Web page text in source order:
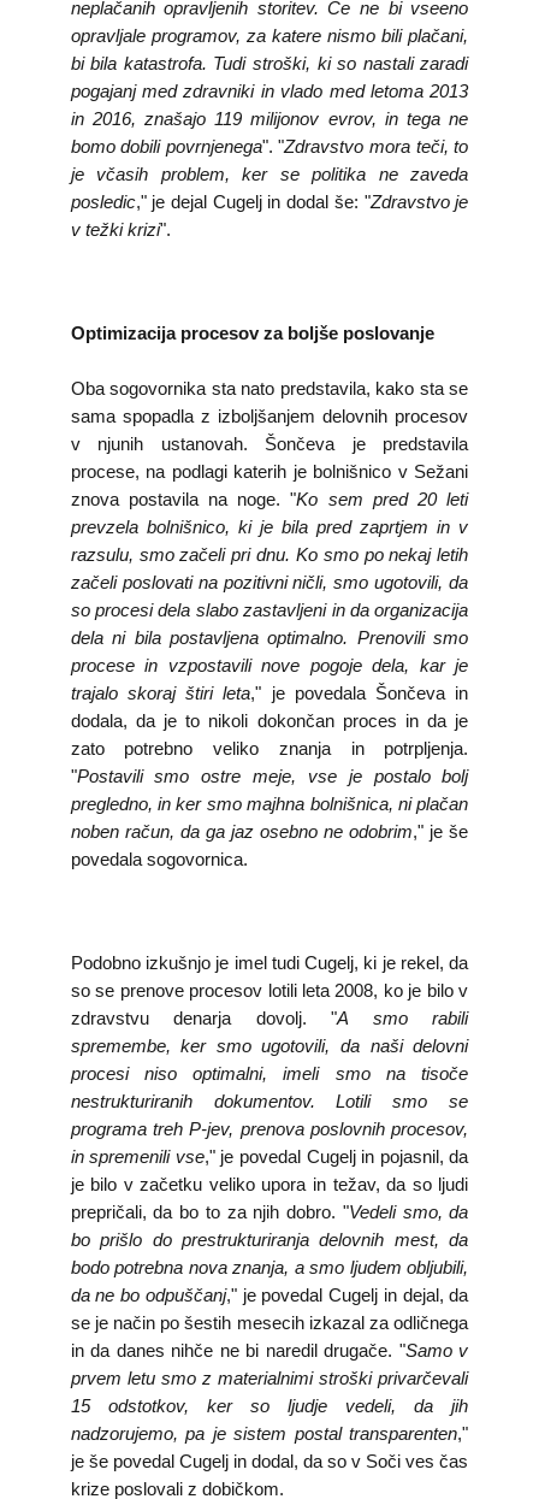
neplačanih opravljenih storitev. Če ne bi vseeno
opravljale programov, za katere nismo bili plačani,
bi bila katastrofa. Tudi stroški, ki so nastali zaradi
pogajanj med zdravniki in vlado med letoma 2013
in 2016, znašajo 119 milijonov evrov, in tega ne
bomo dobili povrnjenega". "Zdravstvo mora teči, to
je včasih problem, ker se politika ne zaveda
posledic," je dejal Cugelj in dodal še: "Zdravstvo je
v težki krizi".
Optimizacija procesov za boljše poslovanje
Oba sogovornika sta nato predstavila, kako sta se
sama spopadla z izboljšanjem delovnih procesov
v njunih ustanovah. Šončeva je predstavila
procese, na podlagi katerih je bolnišnico v Sežani
znova postavila na noge. "Ko sem pred 20 leti
prevzela bolnišnico, ki je bila pred zaprtjem in v
razsulu, smo začeli pri dnu. Ko smo po nekaj letih
začeli poslovati na pozitivni ničli, smo ugotovili, da
so procesi dela slabo zastavljeni in da organizacija
dela ni bila postavljena optimalno. Prenovili smo
procese in vzpostavili nove pogoje dela, kar je
trajalo skoraj štiri leta," je povedala Šončeva in
dodala, da je to nikoli dokončan proces in da je
zato potrebno veliko znanja in potrpljenja.
"Postavili smo ostre meje, vse je postalo bolj
pregledno, in ker smo majhna bolnišnica, ni plačan
noben račun, da ga jaz osebno ne odobrim," je še
povedala sogovornica.
Podobno izkušnjo je imel tudi Cugelj, ki je rekel, da
so se prenove procesov lotili leta 2008, ko je bilo v
zdravstvu denarja dovolj. "A smo rabili
spremembe, ker smo ugotovili, da naši delovni
procesi niso optimalni, imeli smo na tisoče
nestrukturiranih dokumentov. Lotili smo se
programa treh P-jev, prenova poslovnih procesov,
in spremenili vse," je povedal Cugelj in pojasnil, da
je bilo v začetku veliko upora in težav, da so ljudi
prepričali, da bo to za njih dobro. "Vedeli smo, da
bo prišlo do prestrukturiranja delovnih mest, da
bodo potrebna nova znanja, a smo ljudem obljubili,
da ne bo odpuščanj," je povedal Cugelj in dejal, da
se je način po šestih mesecih izkazal za odličnega
in da danes nihče ne bi naredil drugače. "Samo v
prvem letu smo z materialnimi stroški privarčevali
15 odstotkov, ker so ljudje vedeli, da jih
nadzorujemo, pa je sistem postal transparenten,"
je še povedal Cugelj in dodal, da so v Soči ves čas
krize poslovali z dobičkom.